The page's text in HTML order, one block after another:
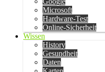
Microsoft
Hardware-Test
Online-Sicherheit
Wissen
History
Gesundheit
Daten